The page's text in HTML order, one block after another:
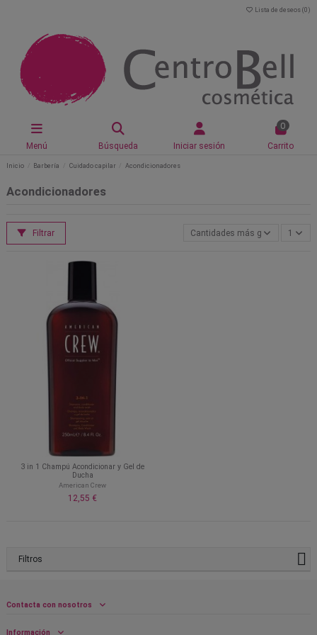
Lista de deseos (0 )
Menú Búsqueda Iniciar sesión
0
Carrito
Inicio Barbería Cuidado capilar Acondicionadores
Acondicionadores
Filtrar Cantidades más grandes1
3 in 1 Champú Acondicionar y Gel de
Ducha
American Crew
12,55 €
Filtros
Contacta con nosotros
Información